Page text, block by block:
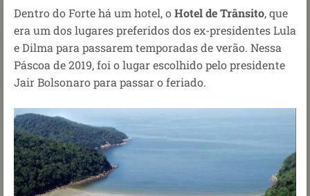
Dentro do Forte há um hotel, oHotel de Trânsito, que
era um dos lugares preferidos dos ex-presidentes Lula
e Dilma para passarem temporadas de verão. Nessa
Páscoa de 2019, foi o lugar escolhido pelo presidente
Jair Bolsonaro para passar o feriado.